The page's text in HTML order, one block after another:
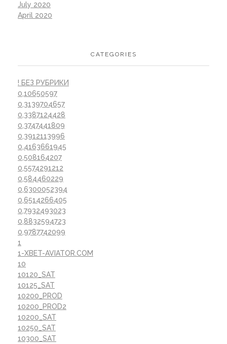
July 2020
April 2020
CATEGORIES
! БЕЗ РУБРИКИ
0,10650597
0,3139704657
0,3387124428
0,3747441809
0,3912113996
0,4163661945
0,508164207
0,5574291212
0,584460229
0,6300052394
0,6514266405
0,7932493023
0,8832594723
0,9787742099
1
1-XBET-AVIATOR.COM
10
10120_SAT
10125_SAT
10200_PROD
10200_PROD2
10200_SAT
10250_SAT
10300_SAT